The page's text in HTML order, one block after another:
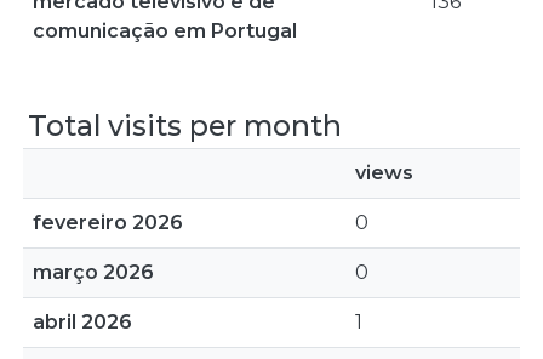
comunicação em Portugal
Total visits per month
views
fevereiro 2026 0
março 2026 0
abril 2026 1